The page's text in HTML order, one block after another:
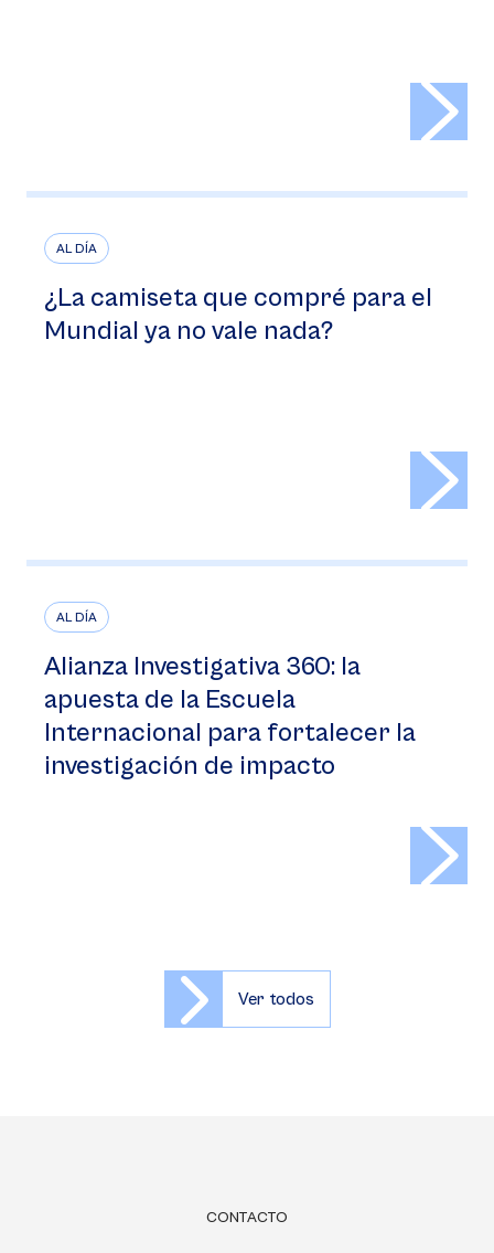
AL DÍA
¿La camiseta que compré para el
Mundial ya no vale nada?
AL DÍA
Alianza Investigativa 360: la
apuesta de la Escuela
Internacional para fortalecer la
investigación de impacto
Ver todos
CONTACTO